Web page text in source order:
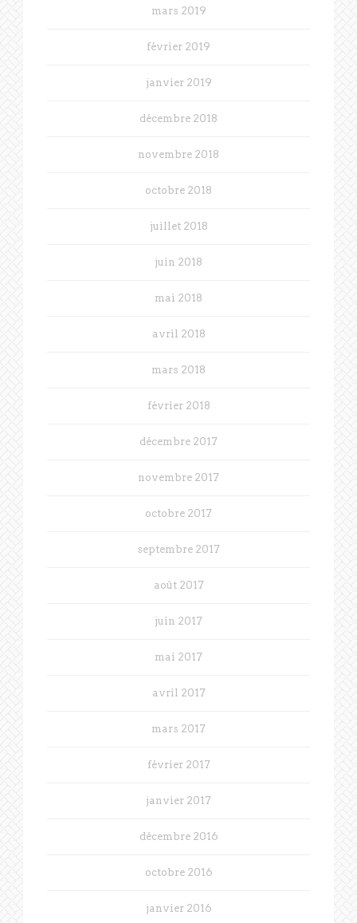
mars 2019
février 2019
janvier 2019
décembre 2018
novembre 2018
octobre 2018
juillet 2018
juin 2018
mai 2018
avril 2018
mars 2018
février 2018
décembre 2017
novembre 2017
octobre 2017
septembre 2017
août 2017
juin 2017
mai 2017
avril 2017
mars 2017
février 2017
janvier 2017
décembre 2016
octobre 2016
janvier 2016